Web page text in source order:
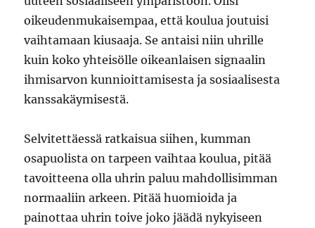
oikeudenmukaisempaa, että koulua joutuisi
vaihtamaan kiusaaja. Se antaisi niin uhrille
kuin koko yhteisölle oikeanlaisen signaalin
ihmisarvon kunnioittamisesta ja sosiaalisesta
kanssakäymisestä.
Selvitettäessä ratkaisua siihen, kumman
osapuolista on tarpeen vaihtaa koulua, pitää
tavoitteena olla uhrin paluu mahdollisimman
normaaliin arkeen. Pitää huomioida ja
painottaa uhrin toive joko jäädä nykyiseen